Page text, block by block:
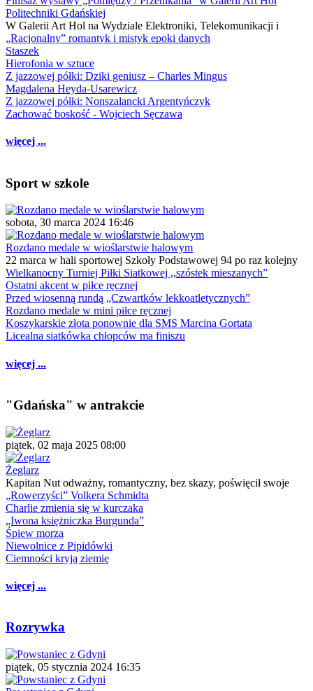
Politechniki Gdańskiej
W Galerii Art Hol na Wydziale Elektroniki, Telekomunikacji i
„Racjonalny” romantyk i mistyk epoki danych
Staszek
Hierofonia w sztuce
Z jazzowej półki: Dziki geniusz – Charles Mingus
Magdalena Heyda-Usarewicz
Z jazzowej półki: Nonszalancki Argentyńczyk
Zachować boskość - Wojciech Sęczawa
więcej ...
Sport w szkole
sobota, 30 marca 2024 16:46
Rozdano medale w wioślarstwie halowym
22 marca w hali sportowej Szkoły Podstawowej 94 po raz kolejny
Wielkanocny Turniej Piłki Siatkowej ,,szóstek mieszanych”
Ostatni akcent w piłce ręcznej
Przed wiosenną rundą „Czwartków lekkoatletycznych”
Rozdano medale w mini piłce ręcznej
Koszykarskie złota ponownie dla SMS Marcina Gortata
Licealna siatkówka chłopców ma finiszu
więcej ...
"Gdańska" w antrakcie
piątek, 02 maja 2025 08:00
Żeglarz
Kapitan Nut odważny, romantyczny, bez skazy, poświęcił swoje
„Rowerzyści” Volkera Schmidta
Charlie zmienia się w kurczaka
„Iwona księżniczka Burgunda”
Śpiew morza
Niewolnice z Pipidówki
Ciemności kryją ziemię
więcej ...
Rozrywka
piątek, 05 stycznia 2024 16:35